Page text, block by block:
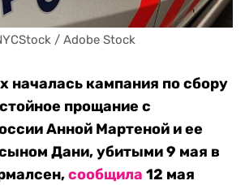
/ Adobe Stock
началась кампания по сбору
прощание с
Анной Мартеной и ее
Дани, убитыми 9 мая в
сообщила 12 мая